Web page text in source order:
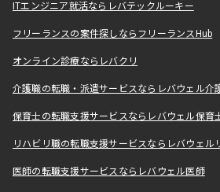
ITエンジニア就活ならレバテックルーキー
フリーランスの案件探しならフリーランスHub
オンライン診療ならレバクリ
介護職の転職・派遣サービスならレバウェル介
保育士の転職支援サービスならレバウェル保育
リハビリ職の転職支援サービスならレバウェル
医師の転職支援サービスならレバウェル医師